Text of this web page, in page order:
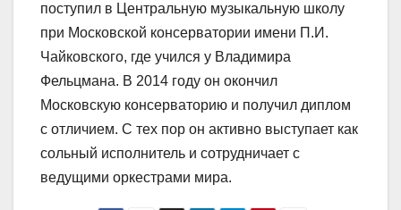
поступил в Центральную музыкальную школу
при Московской консерватории имени П.И.
Чайковского, где учился у Владимира
Фельцмана. В 2014 году он окончил
Московскую консерваторию и получил диплом
с отличием. С тех пор он активно выступает как
сольный исполнитель и сотрудничает с
ведущими оркестрами мира.